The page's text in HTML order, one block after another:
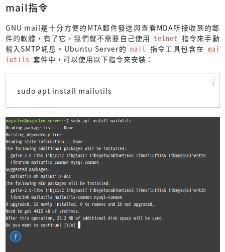
mail指令
GNU mail是十分方便的MTA郵件發送與查看MDA所接收到的郵
件的軟體，有了它，我們就不需要自己使用 telnet 指令來手動
輸入SMTP訊息。Ubuntu Server的 mail 指令工具包含在 mai
lutils 套件中，可以使用以下指令來安裝：
sudo apt install mailutils